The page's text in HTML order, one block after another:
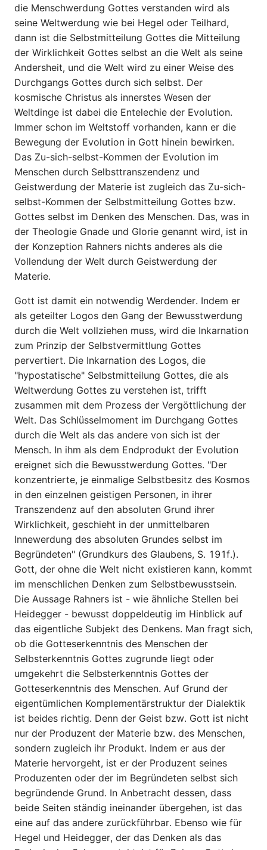
die Menschwerdung Gottes verstan­den wird als
seine Weltwerdung wie bei Hegel oder Teilhard,
dann ist die Selbstmitteilung Gottes die Mitteilung
der Wirklichkeit Gottes selbst an die Welt als seine
Andersheit, und die Welt wird zu einer Weise des
Durchgangs Gottes durch sich selbst. Der
kosmische Christus als innerstes Wesen der
Weltdinge ist dabei die Entelechie der Evolution.
Immer schon im Weltstoff vorhanden, kann er die
Bewegung der Evolution in Gott hinein bewirken.
Das Zu-sich-selbst-Kommen der Evolution im
Menschen durch Selbsttranszendenz und
Geistwerdung der Materie ist zugleich das Zu-sich-
selbst-Kommen der Selbstmitteilung Gottes bzw.
Gottes selbst im Denken des Menschen. Das, was in
der Theologie Gnade und Glorie genannt wird, ist in
der Konzeption Rahners nichts anderes als die
Vollendung der Welt durch Geistwerdung der
Materie.
Gott ist damit ein notwendig Werdender. Indem er
als geteilter Logos den Gang der Bewusstwerdung
durch die Welt vollziehen muss, wird die Inkarnation
zum Prinzip der Selbstvermittlung Gottes
pervertiert. Die Inkarnation des Logos, die
"hypostatische" Selbstmitteilung Gottes, die als
Weltwerdung Gottes zu verstehen ist, trifft
zusammen mit dem Prozess der Vergöttlichung der
Welt. Das Schlüsselmoment im Durchgang Gottes
durch die Welt als das andere von sich ist der
Mensch. In ihm als dem Endprodukt der Evolution
ereignet sich die Bewusstwerdung Gottes. "Der
konzentrierte, je einmalige Selbstbesitz des Kosmos
in den einzelnen geistigen Personen, in ihrer
Transzendenz auf den absoluten Grund ihrer
Wirklichkeit, geschieht in der unmittelbaren
Innewerdung des absoluten Grundes selbst im
Begründeten" (Grundkurs des Glaubens, S. 191f.).
Gott, der ohne die Welt nicht existieren kann, kommt
im menschlichen Denken zum Selbstbewusstsein.
Die Aussage Rahners ist - wie ähnliche Stellen bei
Heidegger - bewusst doppeldeutig im Hinblick auf
das eigentliche Subjekt des Denkens. Man fragt sich,
ob die Gotteserkenntnis des Menschen der
Selbsterkenntnis Gottes zugrunde liegt oder
umgekehrt die Selbsterkenntnis Gottes der
Gotteserkenntnis des Menschen. Auf Grund der
eigentümlichen Komplementärstruktur der Dialektik
ist beides richtig. Denn der Geist bzw. Gott ist nicht
nur der Produzent der Materie bzw. des Menschen,
sondern zugleich ihr Produkt. Indem er aus der
Materie hervorgeht, ist er der Produzent seines
Produzenten oder der im Begründeten selbst sich
begründende Grund. In Anbetracht dessen, dass
beide Seiten ständig ineinander übergehen, ist das
eine auf das andere zurückführbar. Ebenso wie für
Hegel und Heidegger, der das Denken als das